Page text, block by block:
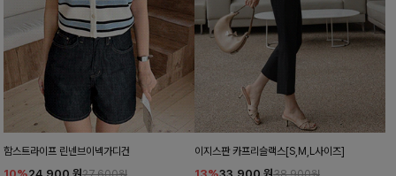
함스트라이프 린넨브이넥가디건 이지스판 카프리슬랙스[S,M,L사이즈]